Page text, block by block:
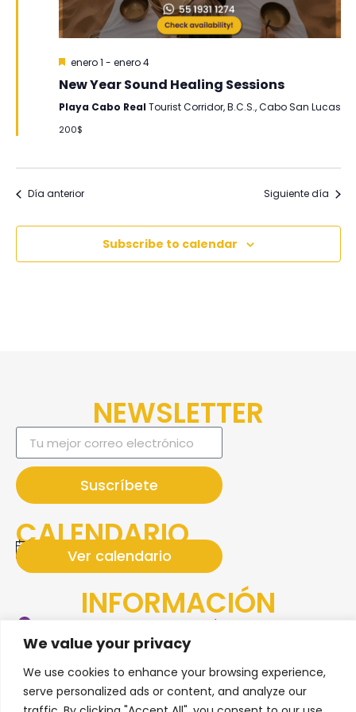
We value your privacy
We use cookies to enhance your browsing experience,
serve personalized ads or content, and analyze our
Destacadas
enero 1 - enero 4
New Year Sound Healing Sessions
Playa Cabo Real Tourist Corridor, B.C.S., Cabo San Lucas
200$
Día anterior Siguiente día
Subscribe to calendar
NEWSLETTER
Suscríbete
CALENDARIO
Notice No hay ningún eventos próximo.
Ver calendario
INFORMACIÓN
Plaza San Basilio, Gral. Juan Álvarez Local 23, Piso
3, Ampliación Juárez, Cabo San Lucas, Baja
(+52) 55 1931 1274